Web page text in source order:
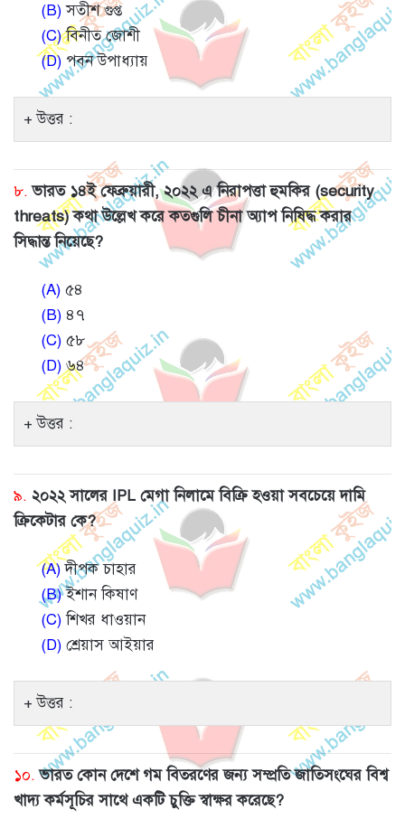
(B)সতীশ গুপ্ত
(C)বিনীত জোশী
(D) পবন উপাধ্যায়
উত্তর :
৮. ভারত ১৪ই ফেব্রুয়ারী, ২০২২ এ নিরাপত্তা হুমকির (security
threats) কথা উল্লেখ করে কতগুলি চীনা অ্যাপ নিষিদ্ধ করার
সিদ্ধান্ত নিয়েছে?
(A) ৫৪
(B) ৪৭
(C) ৫৮
(D) ৬৪
উত্তর :
৯. ২০২২ সালের IPL মেগা নিলামে বিক্রি হওয়া সবচেয়ে দামি
ক্রিকেটার কে?
(A)দীপক চাহার
(B)ইশান কিষাণ
(C)শিখর ধাওয়ান
(D) শ্রেয়াস আইয়ার
উত্তর :
১০. ভারত কোন দেশে গম বিতরণের জন্য সম্প্রতি জাতিসংঘের বিশ্ব
খাদ্য কর্মসূচির সাথে একটি চুক্তি স্বাক্ষর করেছে?